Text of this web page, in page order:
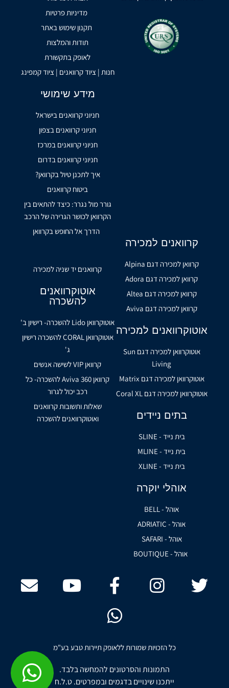
מדיניות פרטיות
תקנון שימוש באתר
תודות והמלצות
לאופק בתקשורת
חנות | ציוד קרוואנים | ציוד קמפינג
מידע שימושי
חניוני קרוואנים בישראל
חניוני קרוואנים בצפון
חניוני קרוואנים במרכז
חניוני קרוואנים בדרום
איך לתכנן טיול בקרוואן?
ביטוח קרוואנים
גורר מול נגרר: כיצד להתאים בין
הקרוואן לכושר הגרירה של הרכב
הדרך אל החופש בקרוואן
קרוואנים למכירה
קרוואן למכירה דגם Alpina
קרוואן למכירה דגם Adora
קרוואן למכירה דגם Altea
קרוואן למכירה דגם Aviva
אוטוקרוואנים למכירה
אוטוקרוואן למכירה דגם Sun
Living
אוטוקרוואן למכירה דגם Matrix
אוטוקרוואן למכירה דגם Coral XL
בתים ניידים
בית נייד - SLINE
בית נייד - MLINE
בית נייד - XLINE
אוהלי יוקרה
אוהל - BELL
אוהל - ADRIATIC
אוהל - SAFARI
אוהל - BOUTIQUE
קרוואנים יד שניה למכירה
אוטוקרוואנים
להשכרה
אוטוקרוואן Lido להשכרה- רישיון ב'
אוטוקרוואן CORAL להשכרה רישיון
ג'
קרוואן VIP לשישה אנשים
קרוואן Aviva 360 להשכרה- כל
רכב יכול לגרור
שאלות ותשובות קרוואנים
ואוטוקרוואנים להשכרה
כל הזכויות שמורות ללאופק תיירות טבע בע"מ
התמונות והסרטונים להמחשה בלבד.
ייתכנו שינויים בדגמים ובמפרטים. ט.ל.ח